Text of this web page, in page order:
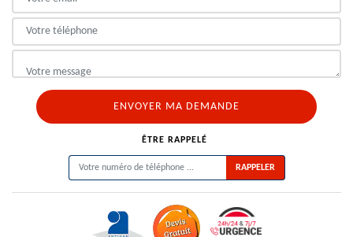
ÊTRE RAPPELÉ